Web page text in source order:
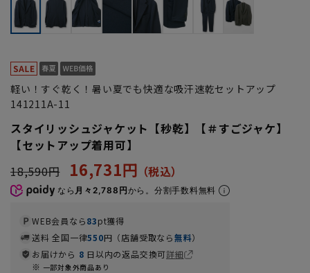
軽い！すぐ乾く！暑い夏でも快適な吸汗速乾セットアップ
141211A-11
スタイリッシュジャケット【秒乾】【＃すごジャケ】
【セットアップ着用可】
18,590円
16,731円
なら 月々2,788円から。分割手数料無料
WEB会員なら83pt獲得
送料 全国一律550円（店舗受取なら無料）
お届けから 8 日以内の返品交換可詳細
一部対象外商品あり